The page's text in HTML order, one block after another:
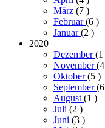
März (7 )
Februar(6 )
Januar(2 )
2020
Dezember(1
November(4
Oktober(5 )
September(6
August(1 )
Juli (2 )
Juni (3 )